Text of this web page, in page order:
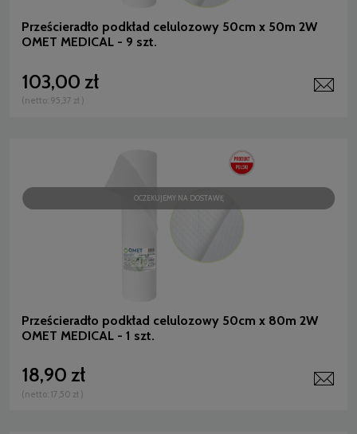
Prześcieradło podkład celulozowy 50cm x 50m 2W
OMET MEDICAL - 9 szt.
103,00 zł
(netto: 95,37 zł )
Prześcieradło podkład celulozowy 50cm x 80m 2W
OMET MEDICAL - 1 szt.
18,90 zł
(netto: 17,50 zł )
OCZEKUJEMY NA DOSTAWĘ